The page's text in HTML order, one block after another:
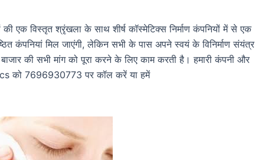
एक विस्तृत श्रृंखला के साथ शीर्ष कॉस्मेटिक्स निर्माण कंपनियों में से एक
कंपनियां मिल जाएंगी, लेकिन सभी के पास अपने स्वयं के विनिर्माण संयंत्र
की सभी मांग को पूरा करने के लिए काम करती है। हमारी कंपनी और
को 7696930773 पर कॉल करें या हमें